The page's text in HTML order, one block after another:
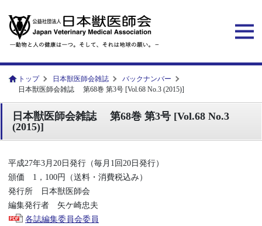
トップ 日本獣医師会雑誌
バックナンバー
日本獣医師会雑誌 第68巻 第3号 [Vol.68 No.3 (2015)]
日本獣医師会雑誌 第68巻 第3号 [Vol.68 No.3
(2015)]
平成27年3月20日発行（毎月1回20日発行）
頒価 1，100円（送料・消費税込み）
発行所 日本獣医師会
編集発行者 矢ケ崎忠夫
各誌編集委員会委員